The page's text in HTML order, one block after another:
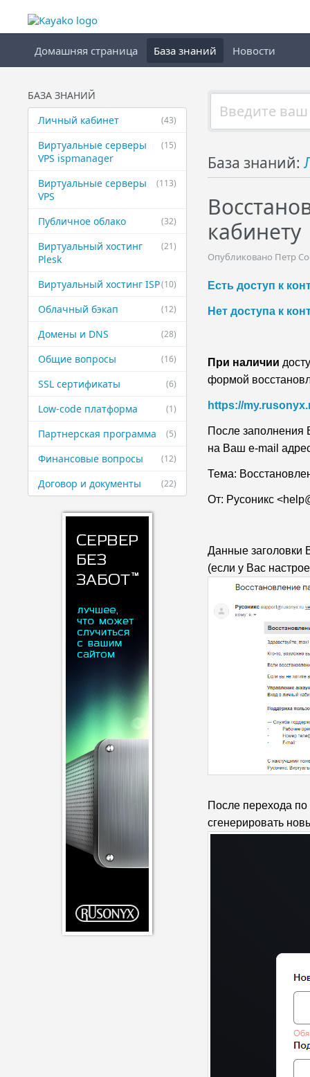
Домашняя страница База знаний Новости
БАЗА ЗНАНИЙ
(43)
Личный кабинет
(15)
Виртуальные ​серверы
VPS ispmanager
(113)
Виртуальные ​серверы
VPS
(32)
Публичное ​облако
(21)
Виртуальный ​хостинг
Plesk
(10)
Виртуальный ​хостинг ISP
(12)
Облачный бэкап
(28)
Домены и DNS
(16)
Общие вопросы
(6)
SSL сертификаты
(1)
Low-code платформа
(5)
Партнерская ​программа
(12)
Финансовые ​вопросы
(22)
Договор и ​документы
База знаний:
кабинету
Опубликовано Петр
Есть доступ к
Нет доступа к
При наличии
формой
https://
После заполнения
на Ваш e-mail
Тема:
От: Русоникс
Данные заголовки
(если у Вас
После перехода
сгенерировать